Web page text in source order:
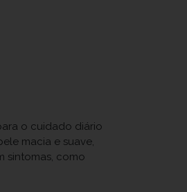
o cuidado diário
macia e suave,
sintomas, como